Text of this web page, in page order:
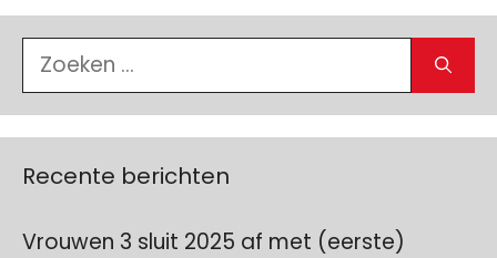
Zoek
naar:
Recente berichten
Vrouwen 3 sluit 2025 af met (eerste)